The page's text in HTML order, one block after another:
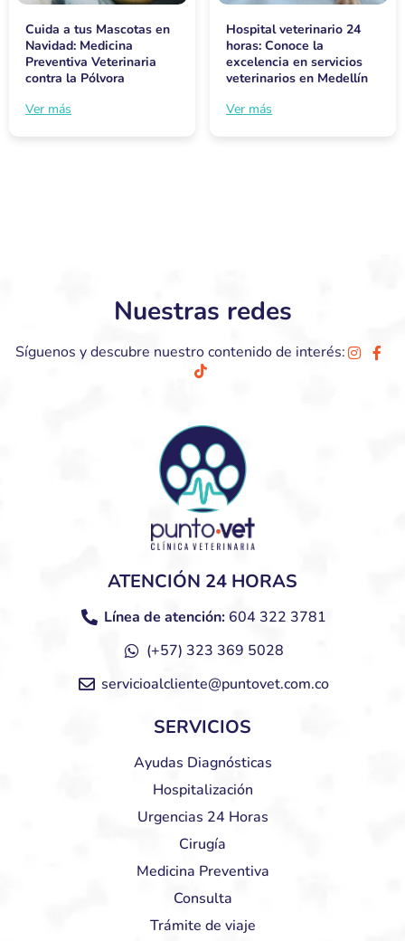
Cuida a tus Mascotas en
Navidad: Medicina
Preventiva Veterinaria
contra la Pólvora
Ver más
Hospital veterinario 24
horas: Conoce la
excelencia en servicios
veterinarios en Medellín
Ver más
Nuestras redes
Síguenos y descubre nuestro contenido de interés:
ATENCIÓN 24 HORAS
Línea de atención:604 322 3781
(+57) 323 369 5028
servicioalcliente@puntovet.com.co
SERVICIOS
Ayudas Diagnósticas
Hospitalización
Urgencias 24 Horas
Cirugía
Medicina Preventiva
Consulta
Trámite de viaje